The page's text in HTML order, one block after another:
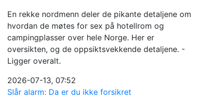
En rekke nordmenn deler de pikante detaljene om
hvordan de møtes for sex på hotellrom og
campingplasser over hele Norge. Her er
oversikten, og de oppsiktsvekkende detaljene. -
Ligger overalt.
2026-07-13, 07:52
Slår alarm: Da er du ikke forsikret